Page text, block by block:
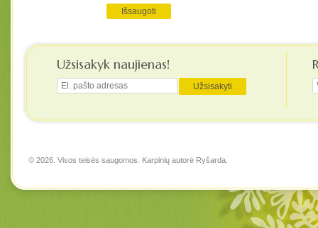
Užsisakyk naujienas!
© 2026. Visos teisės saugomos. Karpinių autorė Ryšarda